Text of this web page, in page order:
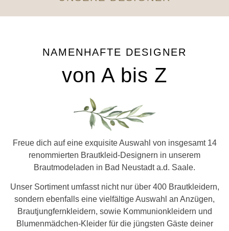
NAMENHAFTE DESIGNER
von A bis Z
Freue dich auf eine exquisite Auswahl von insgesamt 14
renommierten Brautkleid-Designern in unserem
Brautmodeladen in Bad Neustadt a.d. Saale.
Unser Sortiment umfasst nicht nur über 400 Brautkleidern,
sondern ebenfalls eine vielfältige Auswahl an Anzügen,
Brautjungfernkleidern, sowie Kommunionkleidern und
Blumenmädchen-Kleider für die jüngsten Gäste deiner